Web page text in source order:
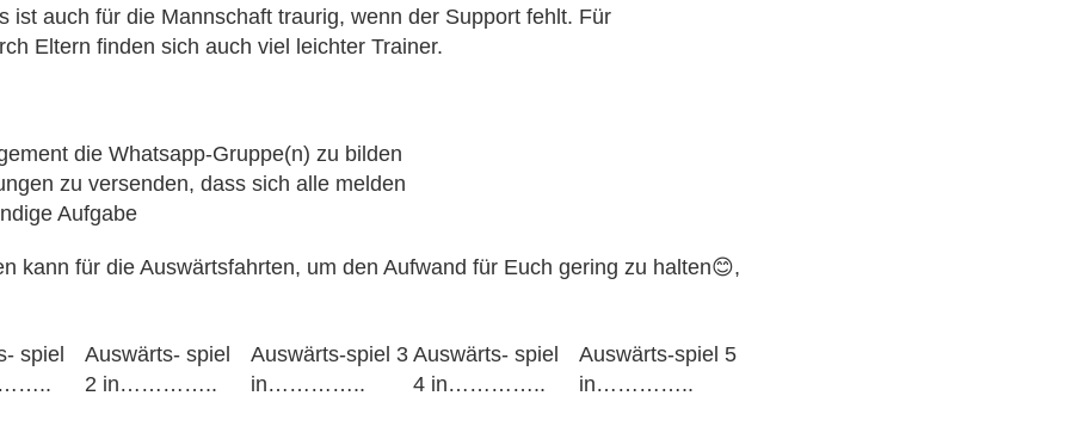
ist auch für die Mannschaft traurig, wenn der Support fehlt. Für
Eltern finden sich auch viel leichter Trainer.
die Whatsapp-Gruppe(n) zu bilden
zu versenden, dass sich alle melden
Aufgabe
kann für die Auswärtsfahrten, um den Aufwand für Euch gering zu halten😊,
spiel
Auswärts- spiel
2 in…………..
Auswärts-spiel 3
in…………..
Auswärts- spiel
4 in…………..
Auswärts-spiel 5
in…………..